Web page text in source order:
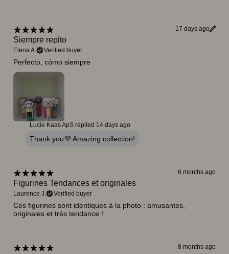
17 days ago
Siempre repito
Elena A. Verified buyer
Perfecto, cómo siempre
Lucie Kaas ApS replied 14 days ago
Thank you💜 Amazing collection!
6 months ago
Figurines Tendances et originales
Laurence J. Verified buyer
Ces figurines sont identiques à la photo : amusantes,
originales et très tendance !
8 months ago